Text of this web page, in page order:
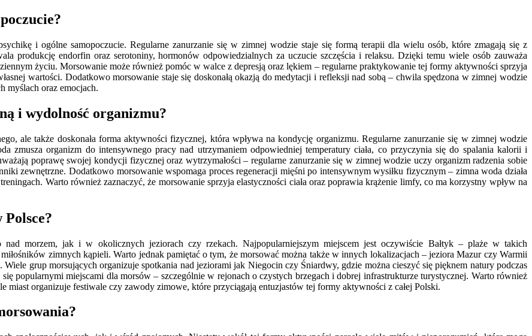
i ogólne samopoczucie. Regularne zanurzanie się w zimnej wodzie staje się formą terapii dla wielu osób, które zmagają się z
produkcję endorfin oraz serotoniny, hormonów odpowiedzialnych za uczucie szczęścia i relaksu. Dzięki temu wiele osób zauważa
życiu. Morsowanie może również pomóc w walce z depresją oraz lękiem – regularne praktykowanie tej formy aktywności sprzyja
wartości. Dodatkowo morsowanie staje się doskonałą okazją do medytacji i refleksji nad sobą – chwila spędzona w zimnej wodzie
myślach oraz emocjach.
i wydolność organizmu?
ale także doskonała forma aktywności fizycznej, która wpływa na kondycję organizmu. Regularne zanurzanie się w zimnej wodzie
zmusza organizm do intensywnego pracy nad utrzymaniem odpowiedniej temperatury ciała, co przyczynia się do spalania kalorii i
poprawę swojej kondycji fizycznej oraz wytrzymałości – regularne zanurzanie się w zimnej wodzie uczy organizm radzenia sobie
zewnętrzne. Dodatkowo morsowanie wspomaga proces regeneracji mięśni po intensywnym wysiłku fizycznym – zimna woda działa
Warto również zaznaczyć, że morsowanie sprzyja elastyczności ciała oraz poprawia krążenie limfy, co ma korzystny wpływ na
morzem, jak i w okolicznych jeziorach czy rzekach. Najpopularniejszym miejscem jest oczywiście Bałtyk – plaże w takich
zimnych kąpieli. Warto jednak pamiętać o tym, że morsować można także w innych lokalizacjach – jeziora Mazur czy Warmii
grup morsujących organizuje spotkania nad jeziorami jak Niegocin czy Śniardwy, gdzie można cieszyć się pięknem natury podczas
popularnymi miejscami dla morsów – szczególnie w rejonach o czystych brzegach i dobrej infrastrukturze turystycznej. Warto również
organizuje festiwale czy zawody zimowe, które przyciągają entuzjastów tej formy aktywności z całej Polski.